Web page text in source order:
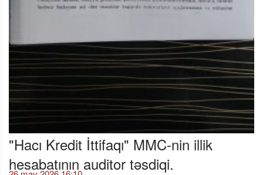
"Hacı Kredit İttifaqı" MMC-nin illik
hesabatının auditor təsdiqi.